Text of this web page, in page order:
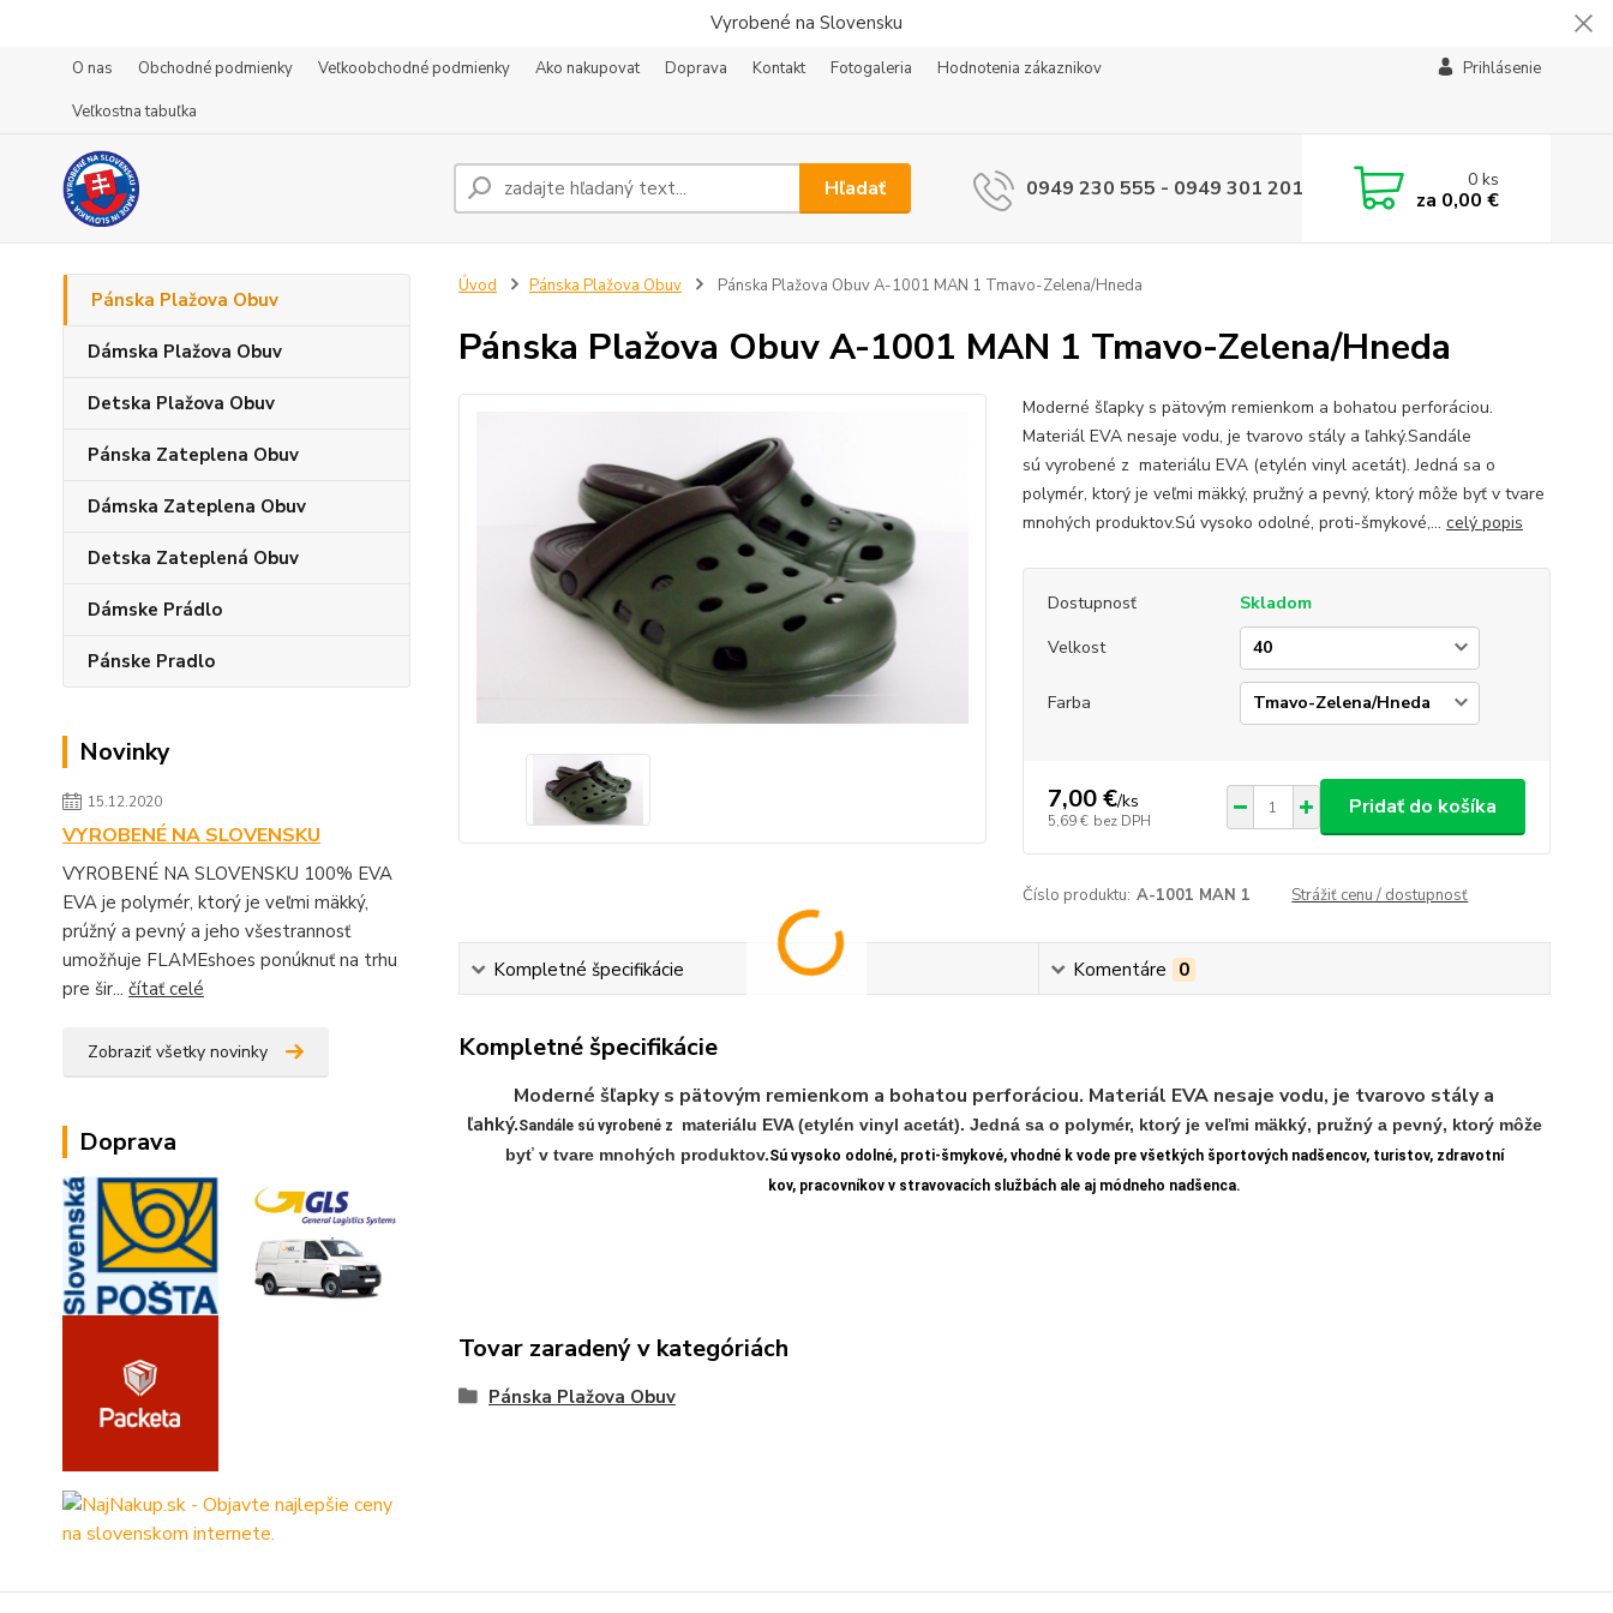
Vyrobené na Slovensku
O nas Obchodné podmienky Veľkoobchodné podmienky Ako nakupovat Doprava Kontakt Fotogaleria
Hodnotenia zákaznikov
Veľkostna tabuľka
Prihlásenie
Hľadať 0949 230 555 - 0949 301 201 0ks
za 0,00 €
Pánska Plažova Obuv
Dámska Plažova Obuv
Detska Plažova Obuv
Pánska Zateplena Obuv
Dámska Zateplena Obuv
Detska Zateplená Obuv
Dámske Prádlo
Pánske Pradlo
Novinky
15.12.2020
VYROBENÉ NA SLOVENSKU
VYROBENÉ NA SLOVENSKU 100% EVA
EVA je polymér, ktorý je veľmi mäkký,
prúžný a pevný a jeho všestrannosť
umožňuje FLAMEshoes ponúknuť na trhu
pre šir... čítať celé
Zobraziť všetky novinky
Doprava
Úvod Pánska Plažova Obuv Pánska Plažova Obuv A-1001 MAN 1 Tmavo-Zelena/Hneda
Pánska Plažova Obuv A-1001 MAN 1 Tmavo-Zelena/Hneda
Moderné šľapky s pätovým remienkom a bohatou perforáciou.
Materiál EVA nesaje vodu, je tvarovo stály a ľahký.Sandále
sú vyrobené z materiálu EVA (etylén vinyl acetát). Jedná sa o
polymér, ktorý je veľmi mäkký, pružný a pevný, ktorý môže byť v tvare
mnohých produktov.Sú vysoko odolné, proti-šmykové,... celý popis
Dostupnosť
Skladom
Velkost
Farba
7,00 €/ks
5,69 € bez DPH
Pridať do košíka
Číslo produktu: A-1001 MAN 1 Strážiť cenu / dostupnosť
Kompletné špecifikácie Komentáre 0
Kompletné špecifikácie
Moderné šľapky s pätovým remienkom a bohatou perforáciou. Materiál EVA nesaje vodu, je tvarovo stály a
ľahký.Sandále sú vyrobené z
materiálu EVA (etylén vinyl acetát). Jedná sa o polymér, ktorý je veľmi mäkký, pružný a pevný, ktorý môže
byť v tvare mnohých produktov.Sú vysoko odolné, proti-šmykové, vhodné k vode pre všetkých športových nadšencov, turistov, zdravotní
kov, pracovníkov v stravovacích službách ale aj módneho nadšenca.
Tovar zaradený v kategóriách
Pánska Plažova Obuv